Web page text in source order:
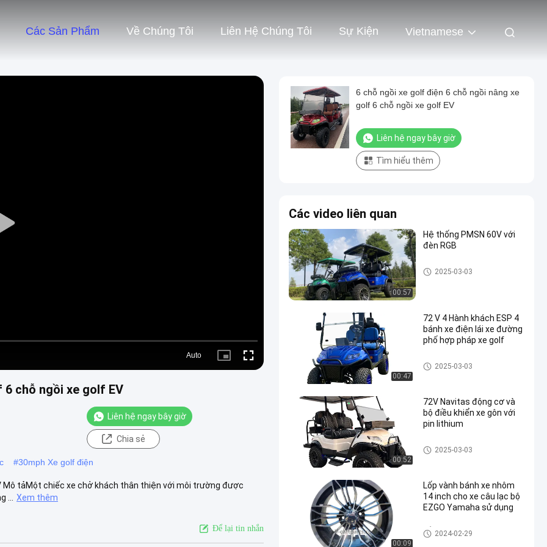
Các Sản Phẩm Về Chúng Tôi Liên Hệ Chúng Tôi Sự Kiện Vietnamese
Play
Auto
Picture- Fullscreen
chỗ ngồi xe golf EV
Liên hệ ngay bây giờ
Chia sẻ
#30mph Xe golf điện
Mô tảMột chiếc xe chở khách thân thiện với môi trường được
Xem thêm
Để lại tin nhắn
6 chỗ ngồi xe golf điện 6 chỗ ngồi nâng xe
golf 6 chỗ ngồi xe golf EV
Liên hệ ngay bây giờ
Tìm hiểu thêm
Các video liên quan
00:57
Hệ thống PMSN 60V với
đèn RGB
Xe golf2025-03-03
00:47
72 V 4 Hành khách ESP 4
bánh xe điện lái xe đường
phố hợp pháp xe golf
Xe golf2025-03-03
00:52
72V Navitas động cơ và
bộ điều khiển xe gôn với
pin lithium
Xe golf2025-03-03
00:09
Lốp vành bánh xe nhôm
14 inch cho xe câu lạc bộ
EZGO Yamaha sử dụng
Vỏ bánh xe Golf Cart
2024-02-29